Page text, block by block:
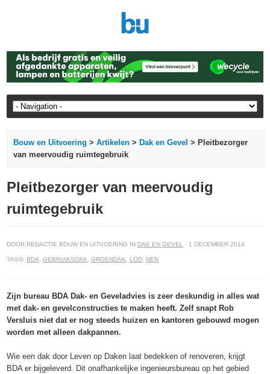
Bouw en Uitvoering >Artikelen > Dak en Gevel > Pleitbezorger
van meervoudig ruimtegebruik
Pleitbezorger van meervoudig
ruimtegebruik
DOOR REDACTIE BOUW EN UITVOERING IN DAK EN GEVEL · 1 DECEMBER 2014
TAGS: BDA,GEBRUIKSDAK,GROENDAK, LOD, NEN
Zijn bureau BDA Dak- en Geveladvies is zeer deskundig in alles wat
met dak- en gevelconstructies te maken heeft. Zelf snapt Rob
Versluis niet dat er nog steeds huizen en kantoren gebouwd mogen
worden met alleen dakpannen.
Wie een dak door Leven op Daken laat bedekken of renoveren, krijgt
BDA er bijgeleverd. Dit onafhankelijke ingenieursbureau op het gebied